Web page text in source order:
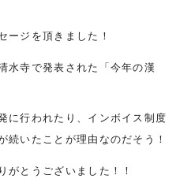
ージを頂きました！
水寺で発表された「 今年の漢
に行われたり、インボイス制度
続いたことが理由なのだそう！
がとうございました！！